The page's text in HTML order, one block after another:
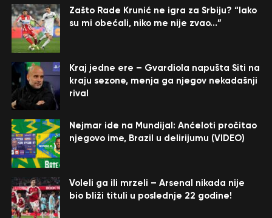
Zašto Rade Krunić ne igra za Srbiju? “Iako
su mi obećali, niko me nije zvao…”
Kraj jedne ere – Gvardiola napušta Siti na
kraju sezone, menja ga njegov nekadašnji
rival
Nejmar ide na Mundijal: Anćeloti pročitao
njegovo ime, Brazil u delirijumu (VIDEO)
Voleli ga ili mrzeli – Arsenal nikada nije
bio bliži tituli u poslednje 22 godine!